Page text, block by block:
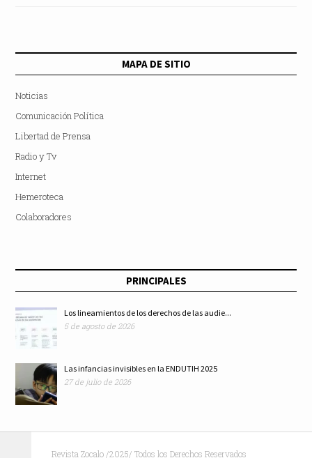
MAPA DE SITIO
Noticias
Comunicación Política
Libertad de Prensa
Radio y Tv
Internet
Hemeroteca
Colaboradores
PRINCIPALES
Los lineamientos de los derechos de las audie...
5 de agosto de 2026
Las infancias invisibles en la ENDUTIH 2025
27 de julio de 2026
Revista Zocalo /2025/ Todos los Derechos Reservados